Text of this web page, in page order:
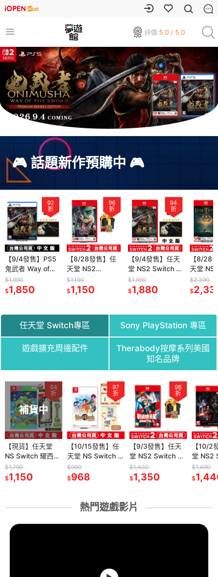
評價:5.0 / 5.0
🎮 話題新作預購中 🎮
92
折
【9/4發售】PS5
鬼武者 Way of
the Sword -中文
版[夢遊館]
$1,990
$1,850
96
折
【8/28發售】任
天堂 NS2
Switch2 惡魔獵
人 5 終極版-中文
版(鑰匙卡)[夢遊
$1,190
$1,150
94
折
【9/4發售】任天
堂 NS2 Switch 2
鬼武者 Way of
the Sword -中文
版(鑰匙卡)
$1,990
$1,880
【8/28
天堂
Switch2
法環 褪
文版(鑰
伊迪斯
$2,390
$
任天堂 Switch專區 Sony PlayStation 專區
遊戲擴充周邊配件
Therabody按摩系列美國
知名品牌
補貨中
64
折
【現貨】任天堂
NS Switch 耀西的
手工世界 -中文版
[夢遊館] 同樂 家庭
遊戲
$1,790
$1,150
97
折
【10/15發售】任
天堂 NS Switch 永
恆傳奇
Remastered-中文
$990
$968
96
折
【9/3發售】任天
堂 NS2 Switch 2
軌道雙子星
Orbitals -中文版
[夢遊館] 雙人協力
$1,400
$1,350
【10/2
堂 NS2
P的謊
(Lies of
[夢遊館]
$1,490
$
附發
PS5
Pro
台灣公
97
折
【10/15發售】
PS5 永恆傳奇
Remastered-中文
版[夢遊館]雙面封
97
折
【9/24發售】PS5
控制：共振
CONTROL
Resonant-中文版
7
折
【全新現貨】
DOBE PS Portal
遙控遊玩機專用 手
提硬殼防護收納包
(TP5-3552)[夢遊
【全新
QR2
版 直
$23,990
$
熱門遊戲影片